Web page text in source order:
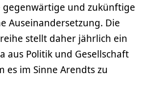
und zukünftige
Auseinandersetzung. Die
stellt daher jährlich ein
aus Politik und Gesellschaft
es im Sinne Arendts zu